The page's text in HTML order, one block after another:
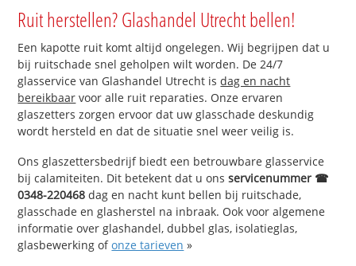
Ruit herstellen? Glashandel Utrecht bellen!
Een kapotte ruit komt altijd ongelegen. Wij begrijpen dat u
bij ruitschade snel geholpen wilt worden. De 24/7
glasservice van Glashandel Utrecht isdag en nacht
bereikbaar voor alle ruit reparaties. Onze ervaren
glaszetters zorgen ervoor dat uw glasschade deskundig
wordt hersteld en dat de situatie snel weer veilig is.
Ons glaszettersbedrijf biedt een betrouwbare glasservice
bij calamiteiten. Dit betekent dat u onsservicenummer ☎
0348-220468 dag en nacht kunt bellen bij ruitschade,
glasschade en glasherstel na inbraak. Ook voor algemene
informatie over glashandel, dubbel glas, isolatieglas,
glasbewerking ofonze tarieven »